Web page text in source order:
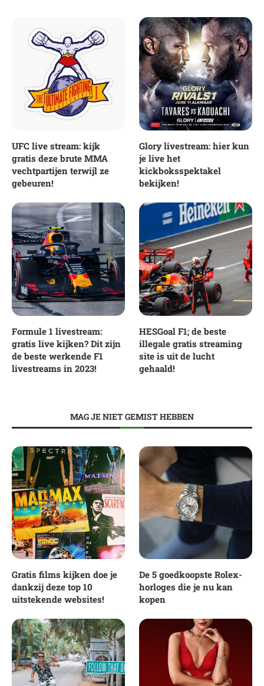
UFC live stream: kijk
gratis deze brute MMA
vechtpartijen terwijl ze
gebeuren!
Glory livestream: hier kun
je live het
kickboksspektakel
bekijken!
Formule 1 livestream:
gratis live kijken? Dit zijn
de beste werkende F1
livestreams in 2023!
HESGoal F1; de beste
illegale gratis streaming
site is uit de lucht
gehaald!
MAG JE NIET GEMIST HEBBEN
Gratis films kijken doe je
dankzij deze top 10
uitstekende websites!
De 5 goedkoopste Rolex-
horloges die je nu kan
kopen